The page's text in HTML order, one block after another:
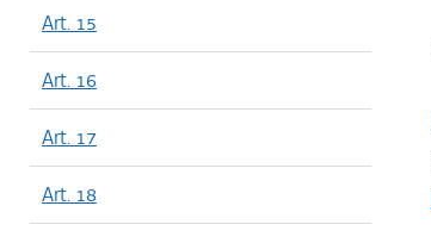
Art. 15
Art. 16
Art. 17
Art. 18